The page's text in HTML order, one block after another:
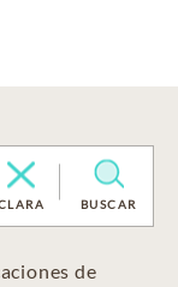
BUSCAR
de